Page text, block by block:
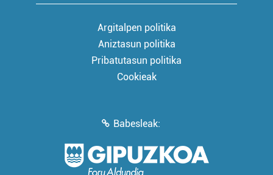
Argitalpen politika
Aniztasun politika
Pribatutasun politika
Cookieak
Babesleak: